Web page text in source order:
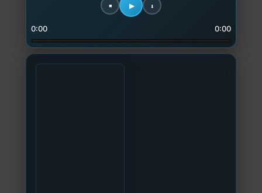
0:00 0:00